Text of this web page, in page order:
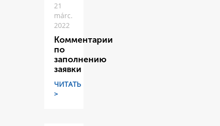
21
márc.
2022
Комментарии
по
заполнению
заявки
ЧИТАТЬ
>